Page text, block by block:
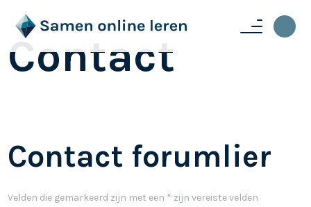
Contact
Contact forumlier
Velden die gemarkeerd zijn met een * zijn vereiste velden